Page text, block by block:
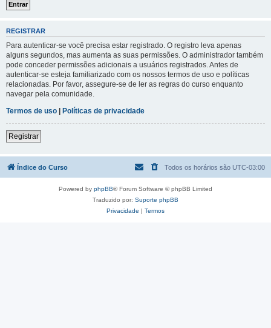
REGISTRAR
Para autenticar-se você precisa estar registrado. O registro leva apenas
alguns segundos, mas aumenta as suas permissões. O administrador também
pode conceder permissões adicionais a usuários registrados. Antes de
autenticar-se esteja familiarizado com os nossos termos de uso e políticas
relacionadas. Por favor, assegure-se de ler as regras do curso enquanto
navegar pela comunidade.
Termos de uso | Políticas de privacidade
Registrar
Índice do Curso Todos os horários são UTC-03:00
Powered by phpBB® Forum Software © phpBB Limited
Traduzido por: Suporte phpBB
Privacidade | Termos